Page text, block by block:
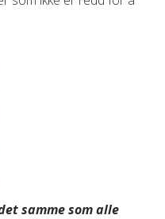
samme som alle